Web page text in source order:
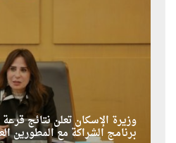
وزيرة الإسكان تعلن نتائج
برنامج الشراكة مع المطورين